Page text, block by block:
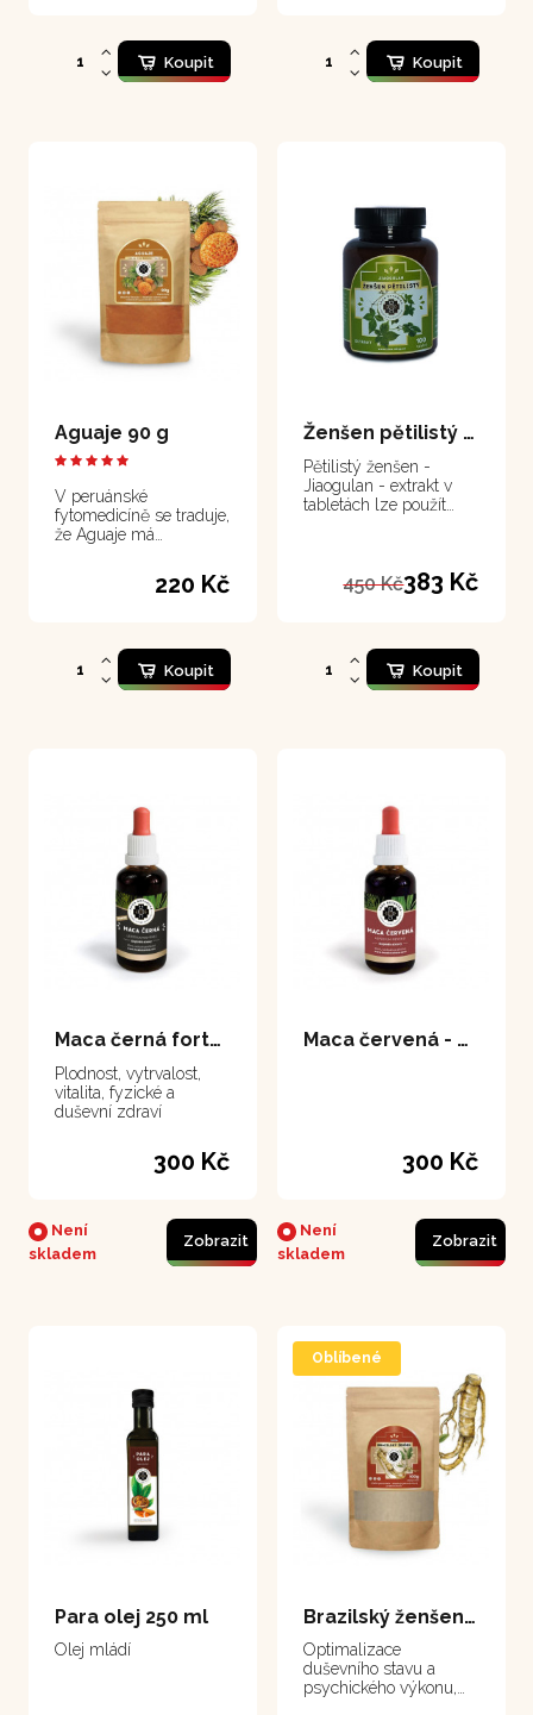
Koupit Koupit
Aguaje 90 g
V peruánské
fytomedicíně se traduje,
že Aguaje má
220 Kč
Koupit
Ženšen pětilistý - tablety 100 tablet
Pětilistý ženšen -
Jiaogulan - extrakt v
tabletách lze použít
škodlivými vlivy.
450 Kč383 Kč
Koupit
Maca černá forte - extrakt 50 ml
Plodnost, vytrvalost,
vitalita, fyzické a
duševní zdraví
300 Kč
Není
skladem
Zobrazit
Maca červená - extrakt 50 ml
300 Kč
Není
skladem
Zobrazit
Para olej 250 ml
Olej mládí
Oblíbené
Brazilský ženšen - suma 100 g
Optimalizace
duševního stavu a
psychického výkonu,